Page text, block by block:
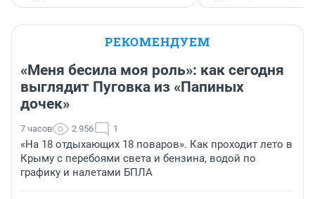
РЕКОМЕНДУЕМ
«Меня бесила моя роль»: как сегодня
выглядит Пуговка из «Папиных
дочек»
7 часов 2 956 1
«На 18 отдыхающих 18 поваров». Как проходит лето в
Крыму с перебоями света и бензина, водой по
графику и налетами БПЛА